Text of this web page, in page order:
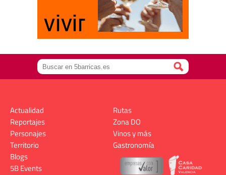
Actualidad
Reportajes
Personajes
Territorio
Rutas
Zona DO
Vinos y más
Gastronomía
Blogs
5B Events